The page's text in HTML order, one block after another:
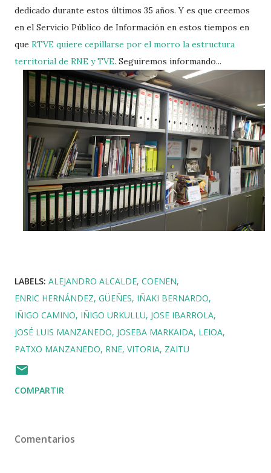
dedicado durante estos últimos 35 años. Y es que creemos
en el Servicio Público de Información en estos tiempos en
que RTVE quiere cepillarse por el morro la estructura
territorial de RNE y TVE. Seguiremos informando...
LABELS: ALEJANDRO ALCALDE COENEN
ENRIC HERNÁNDEZ GÜEÑES IÑAKI BERNARDO
IÑIGO CAMINO IÑIGO URKULLU JOSE IBARROLA
JOSÉ LUIS MANZANEDO JOSEBA MARKAIDA LEIOA
PATXO MANZANEDO RNE VITORIA ZAITU
COMPARTIR
Comentarios